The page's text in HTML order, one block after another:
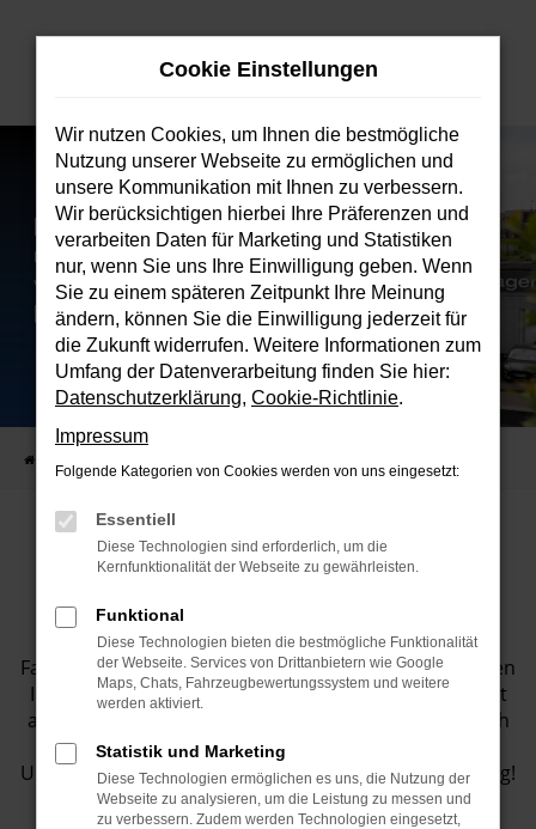
Zum
Fahrzeugbestand
Entdecken Sie eine Vielzahl von top
Fahrzeugangeboten in unserem Showroom! Wir bieten
Ihnen eine große Auswahl an Fahrzeugen, die perfekt
auf Ihre Bedürfnisse abgestimmt sind. Lassen Sie sich
inspirieren und finden Sie Ihr Traumauto bei uns.
Unser Team steht Ihnen jederzeit gerne zur Verfügung!
Cookie Einstellungen
Wir nutzen Cookies, um Ihnen die bestmögliche
Nutzung unserer Webseite zu ermöglichen und
unsere Kommunikation mit Ihnen zu verbessern.
Wir berücksichtigen hierbei Ihre Präferenzen und
verarbeiten Daten für Marketing und Statistiken
nur, wenn Sie uns Ihre Einwilligung geben. Wenn
Sie zu einem späteren Zeitpunkt Ihre Meinung
ändern, können Sie die Einwilligung jederzeit für
die Zukunft widerrufen. Weitere Informationen zum
Umfang der Datenverarbeitung finden Sie hier:
Datenschutzerklärung, Cookie-Richtlinie.
Impressum
Folgende Kategorien von Cookies werden von uns eingesetzt:
Essentiell
Diese Technologien sind erforderlich, um die
Kernfunktionalität der Webseite zu gewährleisten.
Funktional
Diese Technologien bieten die bestmögliche Funktionalität
der Webseite. Services von Drittanbietern wie Google
Maps, Chats, Fahrzeugbewertungssystem und weitere
werden aktiviert.
Statistik und Marketing
Diese Technologien ermöglichen es uns, die Nutzung der
Webseite zu analysieren, um die Leistung zu messen und
zu verbessern. Zudem werden Technologien eingesetzt,